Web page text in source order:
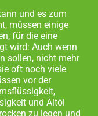
und es zum
müssen einige
für die eine
wird: Auch wenn
sollen, nicht mehr
oft noch viele
vor der
und Altöl
zu legen und